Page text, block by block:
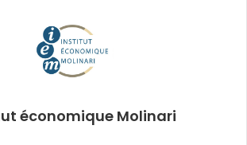
économique Molinari